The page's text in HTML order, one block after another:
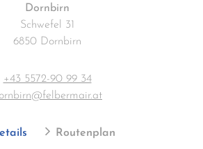
Dornbirn
Schwefel 31
6850 Dornbirn
+43 5572-90 99 34
Routenplan